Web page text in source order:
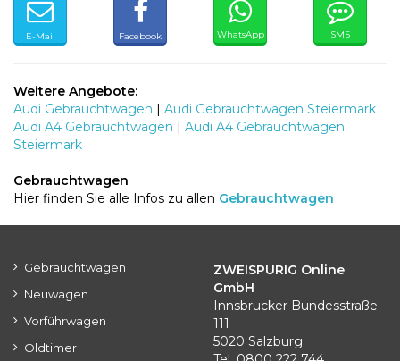
E-Mail Facebook WhatsApp SMS
Weitere Angebote:
Audi Gebrauchtwagen | Audi Gebrauchtwagen Steiermark
Audi A4 Gebrauchtwagen | Audi A4 Gebrauchtwagen
Steiermark
Gebrauchtwagen
Hier finden Sie alle Infos zu allen Gebrauchtwagen
Gebrauchtwagen
Neuwagen
Vorführwagen
Oldtimer
ZWEISPURIG Online
GmbH
Innsbrucker Bundesstraße
111
5020 Salzburg